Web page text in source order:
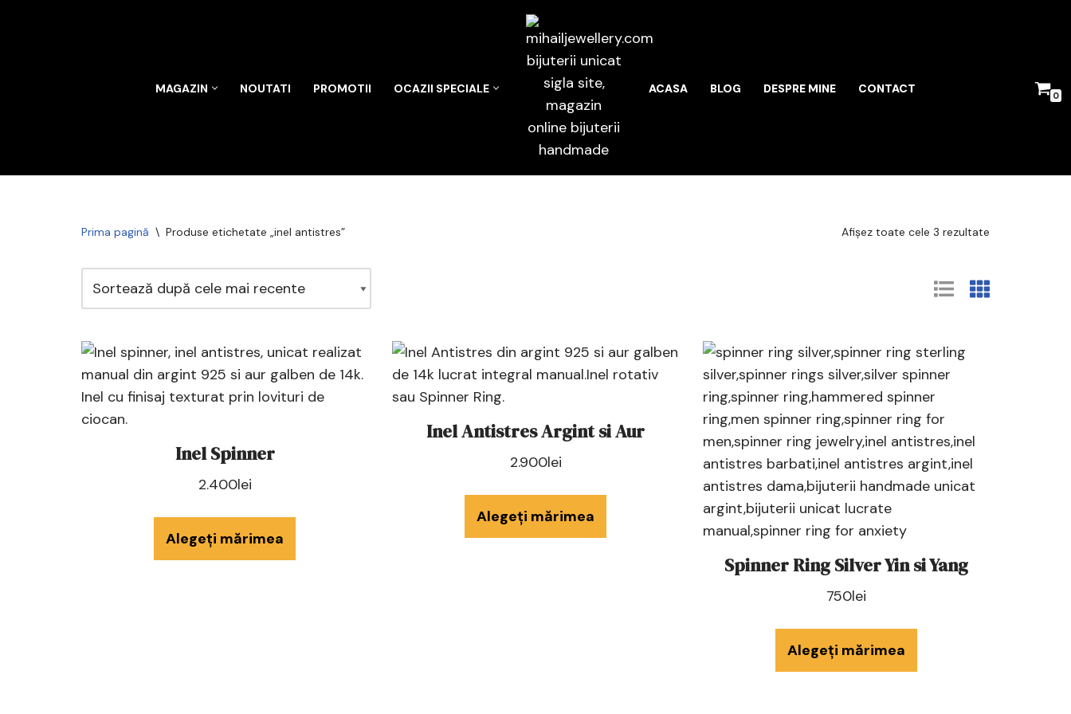
MAGAZIN NOUTATI PROMOTII OCAZII SPECIALE ACASA BLOG DESPRE MINE CONTACT 0
Prima pagină \ Produse etichetate „inel antistres” Afișez toate cele 3 rezultate
Inel Spinner
2.400lei
Alegeți mărimea
Inel Antistres Argint si Aur
2.900lei
Alegeți mărimea
Spinner Ring Silver Yin si Yang
750lei
Alegeți mărimea